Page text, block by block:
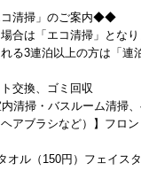
清掃」のご案内◆◆
合は「エコ清掃」となり
る3連泊以上の方は「連
交換、ゴミ回収
清掃・バスルーム清掃
アブラシなど）】フロ
ル（150円）フェイス